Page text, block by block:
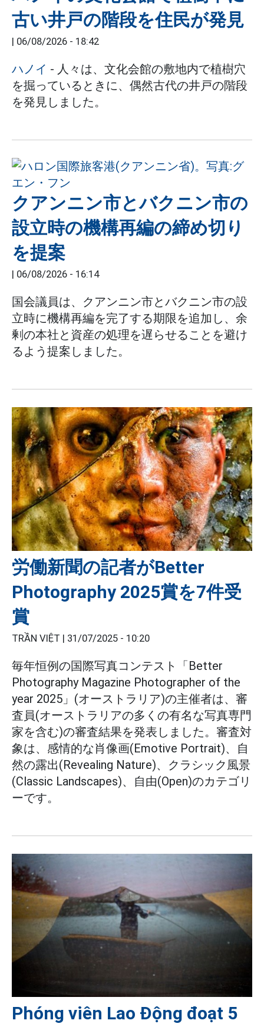
古い井戸の階段を住民が発見
| 06/08/2026 - 18:42
ハノイ - 人々は、文化会館の敷地内で植樹穴
を掘っているときに、偶然古代の井戸の階段
を発見しました。
クアンニン市とバクニン市の
設立時の機構再編の締め切り
を提案
| 06/08/2026 - 16:14
国会議員は、クアンニン市とバクニン市の設
立時に機構再編を完了する期限を追加し、余
剰の本社と資産の処理を遅らせることを避け
るよう提案しました。
労働新聞の記者がBetter
Photography 2025賞を7件受
賞
TRẦN VIỆT | 31/07/2025 - 10:20
毎年恒例の国際写真コンテスト「Better
Photography Magazine Photographer of the
year 2025」(オーストラリア)の主催者は、審
査員(オーストラリアの多くの有名な写真専門
家を含む)の審査結果を発表しました。審査対
象は、感情的な肖像画(Emotive Portrait)、自
然の露出(Revealing Nature)、クラシック風景
(Classic Landscapes)、自由(Open)のカテゴリ
ーです。
­­­­Phóng viên Lao Động đoạt 5